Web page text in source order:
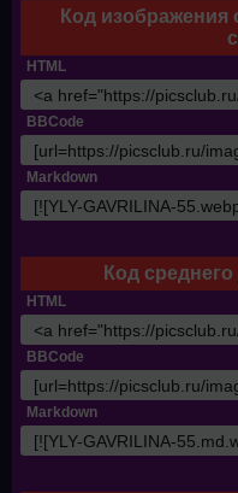
Код изображения
HTML
BBCode
Markdown
Код
HTML
BBCode
Markdown